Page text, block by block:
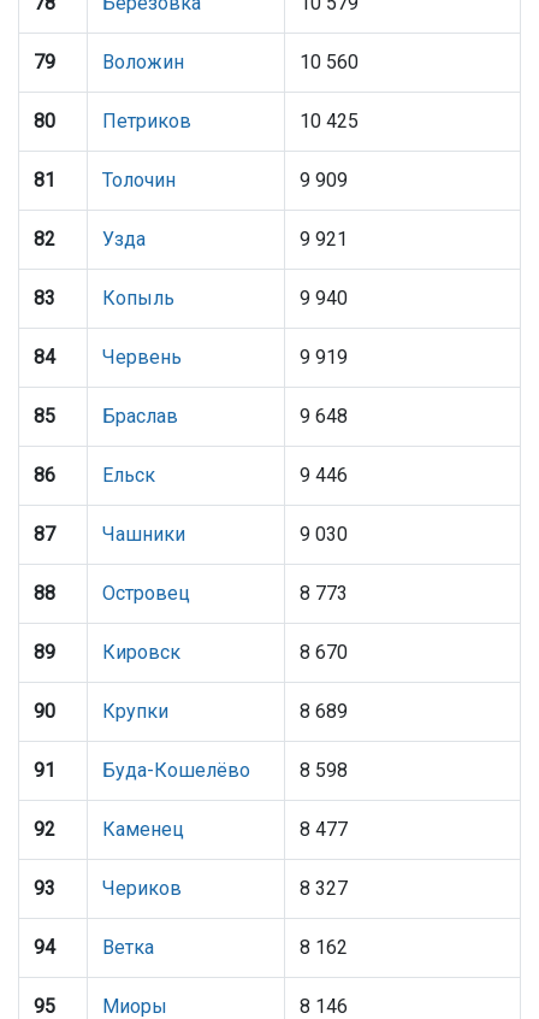
79 Воложин 10 560
80 Петриков 10 425
81 Толочин 9 909
82 Узда 9 921
83 Копыль 9 940
84 Червень 9 919
85 Браслав 9 648
86 Ельск 9 446
87 Чашники 9 030
88 Островец 8 773
89 Кировск 8 670
90 Крупки 8 689
91 Буда-Кошелёво 8 598
92 Каменец 8 477
93 Чериков 8 327
94 Ветка 8 162
95 Миоры 8 146